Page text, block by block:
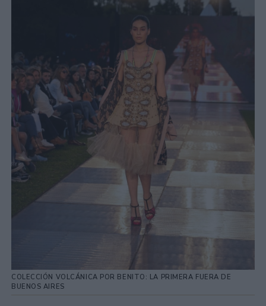
COLECCIÓN VOLCÁNICA POR BENITO: LA PRIMERA FUERA DE
BUENOS AIRES